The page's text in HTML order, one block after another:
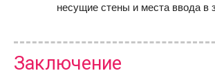
несущие стены и места ввода в
Заключение